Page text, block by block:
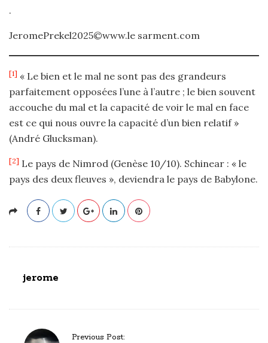
.
JeromePrekel2025©www.le sarment.com
[1] « Le bien et le mal ne sont pas des grandeurs
parfaitement opposées l’une à l’autre ; le bien souvent
accouche du mal et la capacité de voir le mal en face
est ce qui nous ouvre la capacité d’un bien relatif »
(André Glucksman).
[2] Le pays de Nimrod (Genèse 10/10). Schinear : « le
pays des deux fleuves », deviendra le pays de Babylone.
jerome
Previous Post: